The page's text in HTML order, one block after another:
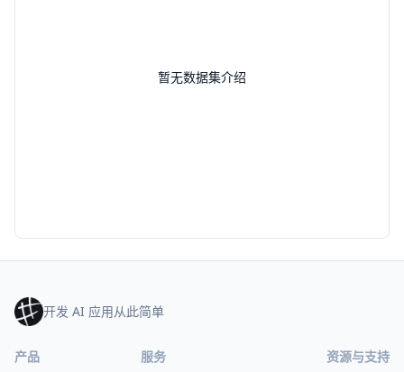
暂无数据集介绍
开发 AI 应用从此简单
产品 服务 资源与支持